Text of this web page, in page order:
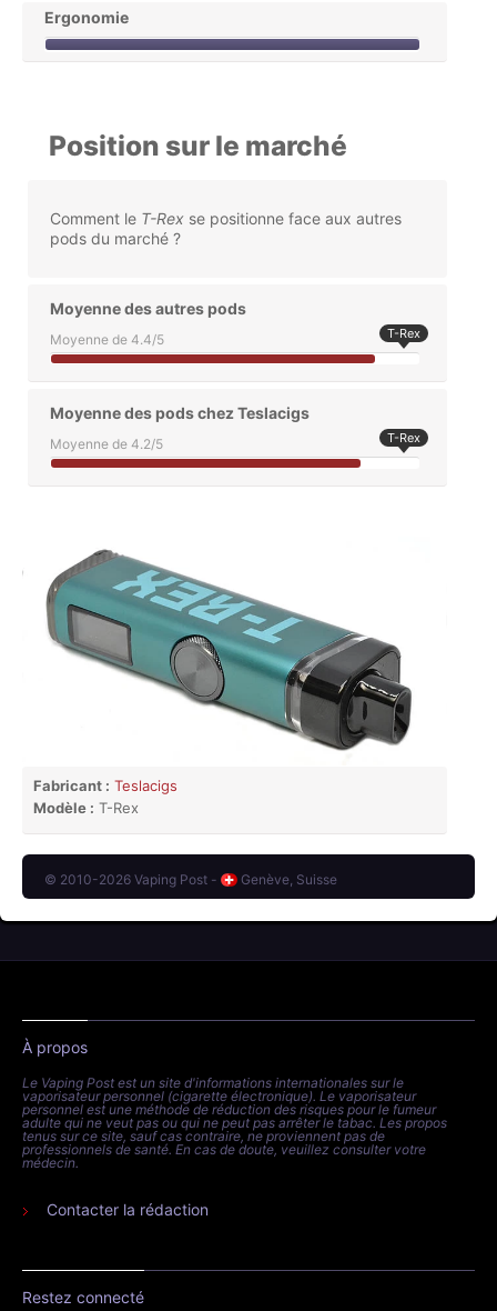
Ergonomie
Position sur le marché
Comment le T-Rex se positionne face aux autres
pods du marché ?
Moyenne des autres pods
Moyenne de 4.4/5 T-Rex
Moyenne des pods chez Teslacigs
Moyenne de 4.2/5 T-Rex
Fabricant : Teslacigs
Modèle : T-Rex
© 2010-2026 Vaping Post - Genève, Suisse
À propos
Le Vaping Post est un site d'informations internationales sur le
vaporisateur personnel (cigarette électronique). Le vaporisateur
personnel est une méthode de réduction des risques pour le fumeur
adulte qui ne veut pas ou qui ne peut pas arrêter le tabac. Les propos
tenus sur ce site, sauf cas contraire, ne proviennent pas de
professionnels de santé. En cas de doute, veuillez consulter votre
médecin.
Contacter la rédaction
Restez connecté